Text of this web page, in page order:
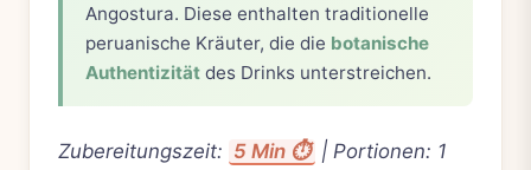
Angostura. Diese enthalten traditionelle
peruanische Kräuter, die die botanische
Authentizität des Drinks unterstreichen.
Zubereitungszeit: 5 Min ⏱️ | Portionen: 1